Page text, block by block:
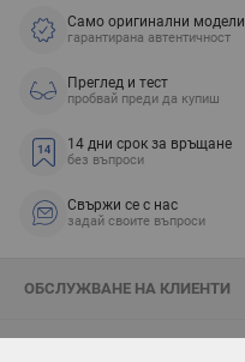
Само оригинални модели
гарантирана автентичност
Преглед и тест
пробвай преди да купиш
14 дни срок за връщане
без въпроси
Свържи се с нас
задай своите въпроси
ОБСЛУЖВАНЕ НА КЛИЕНТИ